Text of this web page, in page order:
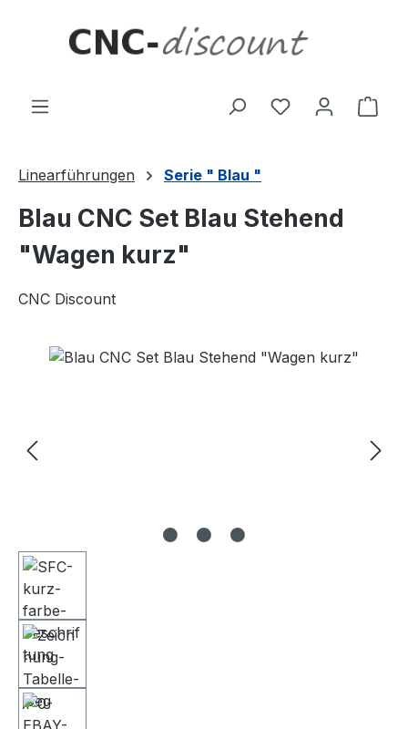
Linearführungen Serie " Blau "
Blau CNC Set Blau Stehend
"Wagen kurz"
CNC Discount
Bildergalerie überspringen